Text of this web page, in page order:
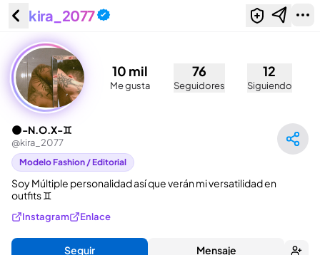
🌑-N.O.X-♊️ (@kira_2077)
kira_2077
10 mil
Me gusta
76
Seguidores
12
Siguiendo
🌑-N.O.X-♊️
@kira_2077
Modelo Fashion / Editorial
Soy Múltiple personalidad así que verán mi versatilidad en
outfits ♊️
Instagram Enlace
Seguir Mensaje